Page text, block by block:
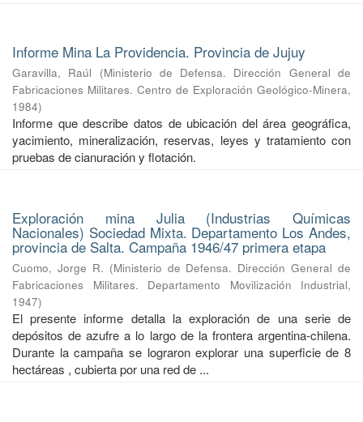
Informe Mina La Providencia. Provincia de Jujuy
Garavilla, Raúl (Ministerio de Defensa. Dirección General de
Fabricaciones Militares. Centro de Exploración Geológico-Minera,
1984)
Informe que describe datos de ubicación del área geográfica,
yacimiento, mineralización, reservas, leyes y tratamiento con
pruebas de cianuración y flotación.
Exploración mina Julia (Industrias Químicas
Nacionales) Sociedad Mixta. Departamento Los Andes,
provincia de Salta. Campaña 1946/47 primera etapa
Cuomo, Jorge R. (Ministerio de Defensa. Dirección General de
Fabricaciones Militares. Departamento Movilización Industrial,
1947)
El presente informe detalla la exploración de una serie de
depósitos de azufre a lo largo de la frontera argentina-chilena.
Durante la campaña se lograron explorar una superficie de 8
hectáreas , cubierta por una red de ...